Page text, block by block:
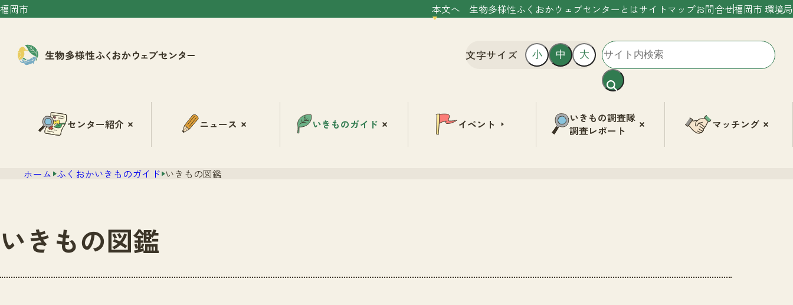
福岡市 本文へ 生物多様性ふくおかウェブセンターとはサイトマップお問合せ福岡市 環境局
文字サイズ 小 中 大
センター紹介 ニュース いきものガイド イベント
いきもの調査隊
調査レポート
マッチング
ホーム ふくおかいきものガイド いきもの図鑑
いきもの図鑑